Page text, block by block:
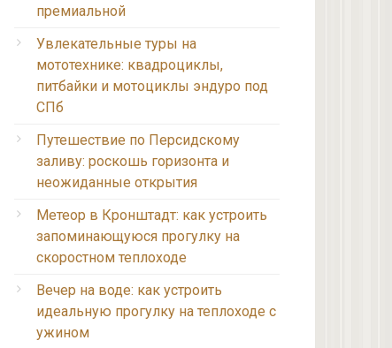
премиальной
Увлекательные туры на
мототехнике: квадроциклы,
питбайки и мотоциклы эндуро под
СПб
Путешествие по Персидскому
заливу: роскошь горизонта и
неожиданные открытия
Метеор в Кронштадт: как устроить
запоминающуюся прогулку на
скоростном теплоходе
Вечер на воде: как устроить
идеальную прогулку на теплоходе с
ужином